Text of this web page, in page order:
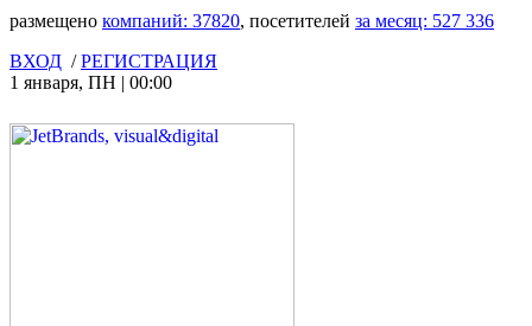
размещено компаний: 37820, посетителей за месяц: 527 336
ВХОД /РЕГИСТРАЦИЯ
1 января, ПН | 00:00